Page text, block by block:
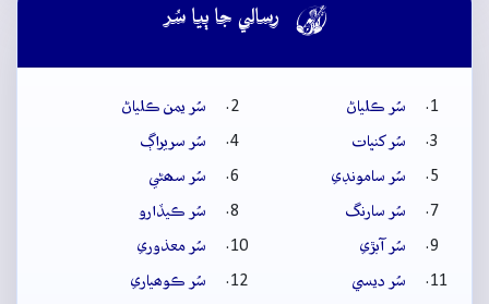
 رسالي جا ٻيا سُر
سُر ڪلياڻ
سُر يمن ڪلياڻ
سُر کنڀات
سُر سريراڳ
سُر سامونڊي
سُر سھڻي
سُر سارنگ
سُر ڪيڏارو
سُر آبڙي
سُر معذوري
سُر ديسي
سُر ڪوھياري